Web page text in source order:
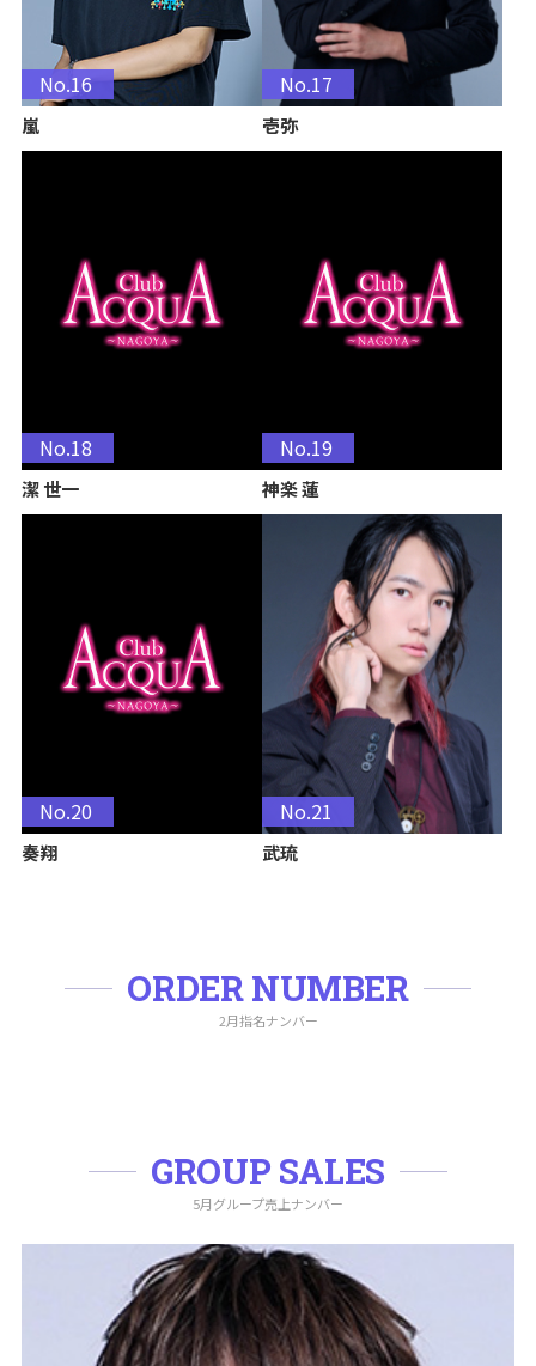
No.16
嵐
No.17
壱弥
No.18
潔 世一
No.19
神楽 蓮
No.20
奏翔
No.21
武琉
ORDER NUMBER
2月指名ナンバー
GROUP SALES
5月グループ売上ナンバー